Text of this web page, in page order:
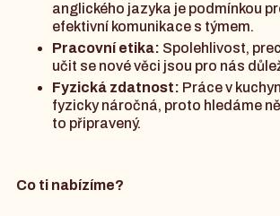
anglického jazyka je podmínkou
efektivní komunikace s týmem.
Pracovní etika: Spolehlivost,
učit se nové věci jsou pro nás
Fyzická zdatnost: Práce v
fyzicky náročná, proto hledáme
to připravený.
Co ti nabízíme?